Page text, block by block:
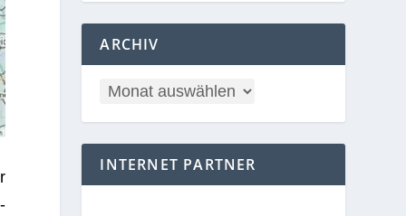
ARCHIV
INTERNET PARTNER